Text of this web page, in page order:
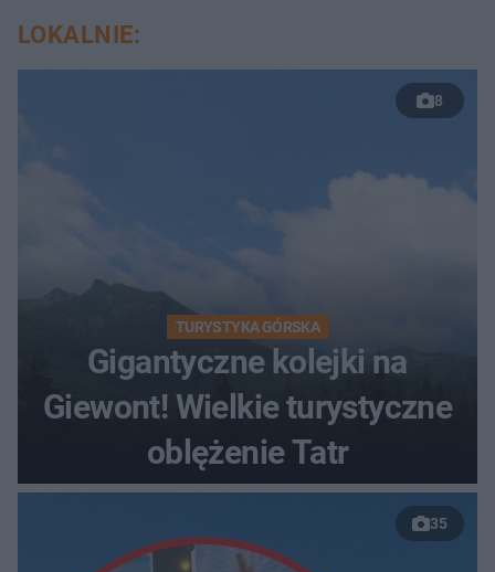
LOKALNIE:
8
TURYSTYKA GÓRSKA
Gigantyczne kolejki na
Giewont! Wielkie turystyczne
oblężenie Tatr
35